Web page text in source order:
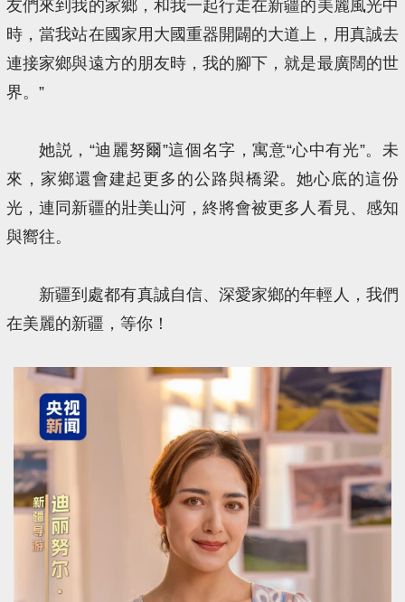
友們來到我的家鄉，和我一起行走在新疆的美麗風光中
時，當我站在國家用大國重器開闢的大道上，用真誠去
連接家鄉與遠方的朋友時，我的腳下，就是最廣闊的世
界。”
她説，“迪麗努爾”這個名字，寓意“心中有光”。未
來，家鄉還會建起更多的公路與橋梁。她心底的這份
光，連同新疆的壯美山河，終將會被更多人看見、感知
與嚮往。
新疆到處都有真誠自信、深愛家鄉的年輕人，我們
在美麗的新疆，等你！